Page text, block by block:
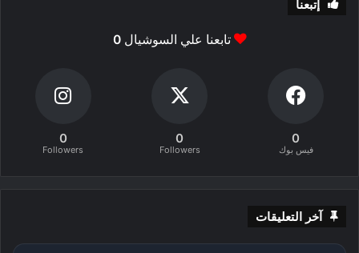
إتبعنا
تابعنا علي السوشيال0
0
فيس بوك
0
Followers
0
Followers
آخر التعليقات